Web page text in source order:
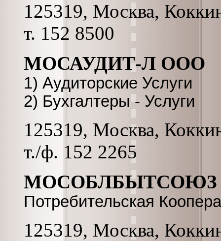
125319, Москва,
т. 152 8500
МОСАУДИТ-Л ООО
1) Аудиторские Услуги
2) Бухгалтеры - Услуги
125319, Москва,
т./ф. 152 2265
МОСОБЛБЫТСОЮЗ
Потребительская
125319, Москва,